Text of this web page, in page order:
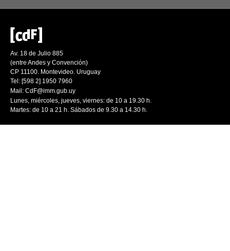
Av. 18 de Julio 885
(entre Andes y Convención)
CP 11100. Montevideo. Uruguay
Tel: [598 2] 1950 7960
Mail: CdF@imm.gub.uy
Lunes, miércoles, jueves, viernes: de 10 a 19.30 h.
Martes: de 10 a 21 h. Sábados de 9.30 a 14.30 h.